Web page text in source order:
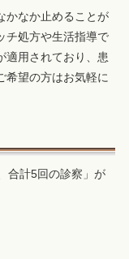
かなか止めることが
チ処方や生活指導で
適用されており、患
希望の方はお気軽に
合計5回の診察」が